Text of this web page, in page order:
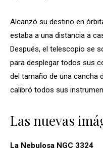
Alcanzó su destino en
estaba a una distancia a
Después, el telescopio se
para desplegar todos sus
del tamaño de una cancha
calibró todos sus
Las nuevas
La Nebulosa NGC 3324